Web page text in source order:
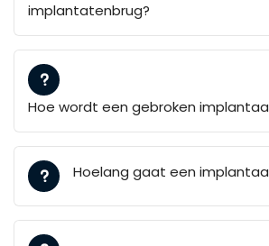
implantatenbrug?
Hoe wordt een gebroken
Hoelang gaat een